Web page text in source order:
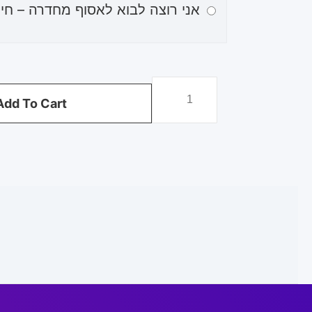
אני רוצה לבוא לאסוף מחדרה –
To Cart